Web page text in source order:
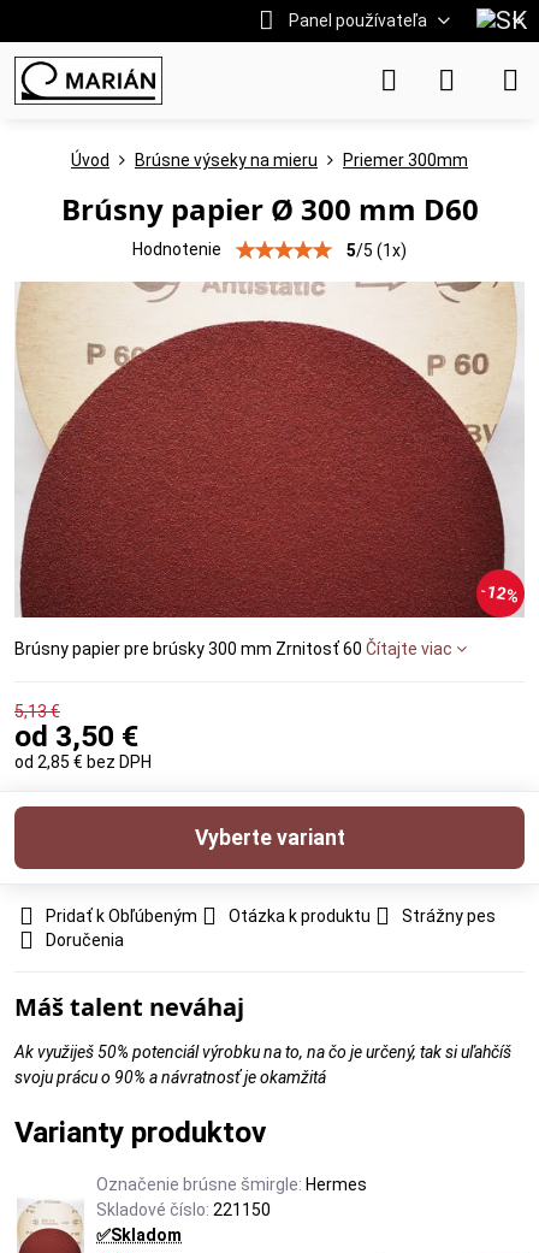
Panel používateľa
12%
Úvod Brúsne výseky na mieru Priemer 300mm
Brúsny papier Ø 300 mm D60
Hodnotenie 5/5 (1x)
Brúsny papier pre brúsky 300 mm Zrnitosť 60 Čítajte viac
5,13 €
od 3,50 €
od 2,85 € bez DPH
Vyberte variant
Pridať k Obľúbeným Otázka k produktu
Strážny pes
Doručenia
Máš talent neváhaj
Ak využiješ 50% potenciál výrobku na to, na čo je určený, tak si uľahčíš
svoju prácu o 90% a návratnosť je okamžitá
Varianty produktov
Označenie brúsne šmirgle: Hermes
Skladové číslo: 221150
✅Skladom